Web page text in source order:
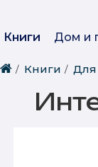
Книги Дом и
Книги Для